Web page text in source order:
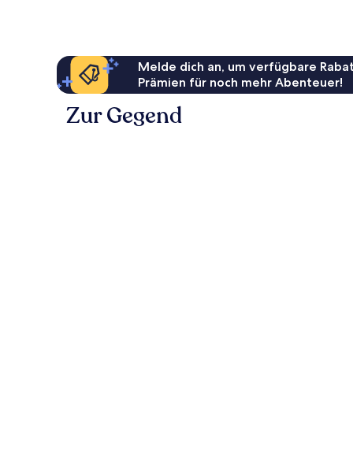
Melde dich an, um verfügbare
Prämien für noch mehr Abenteuer!
Zur Gegend